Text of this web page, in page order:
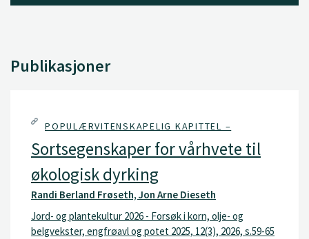
Publikasjoner
POPULÆRVITENSKAPELIG KAPITTEL –
Sortsegenskaper for vårhvete til
økologisk dyrking
Randi Berland Frøseth, Jon Arne Dieseth
Jord- og plantekultur 2026 - Forsøk i korn, olje- og
belgvekster, engfrøavl og potet 2025, 12(3), 2026, s.59-65